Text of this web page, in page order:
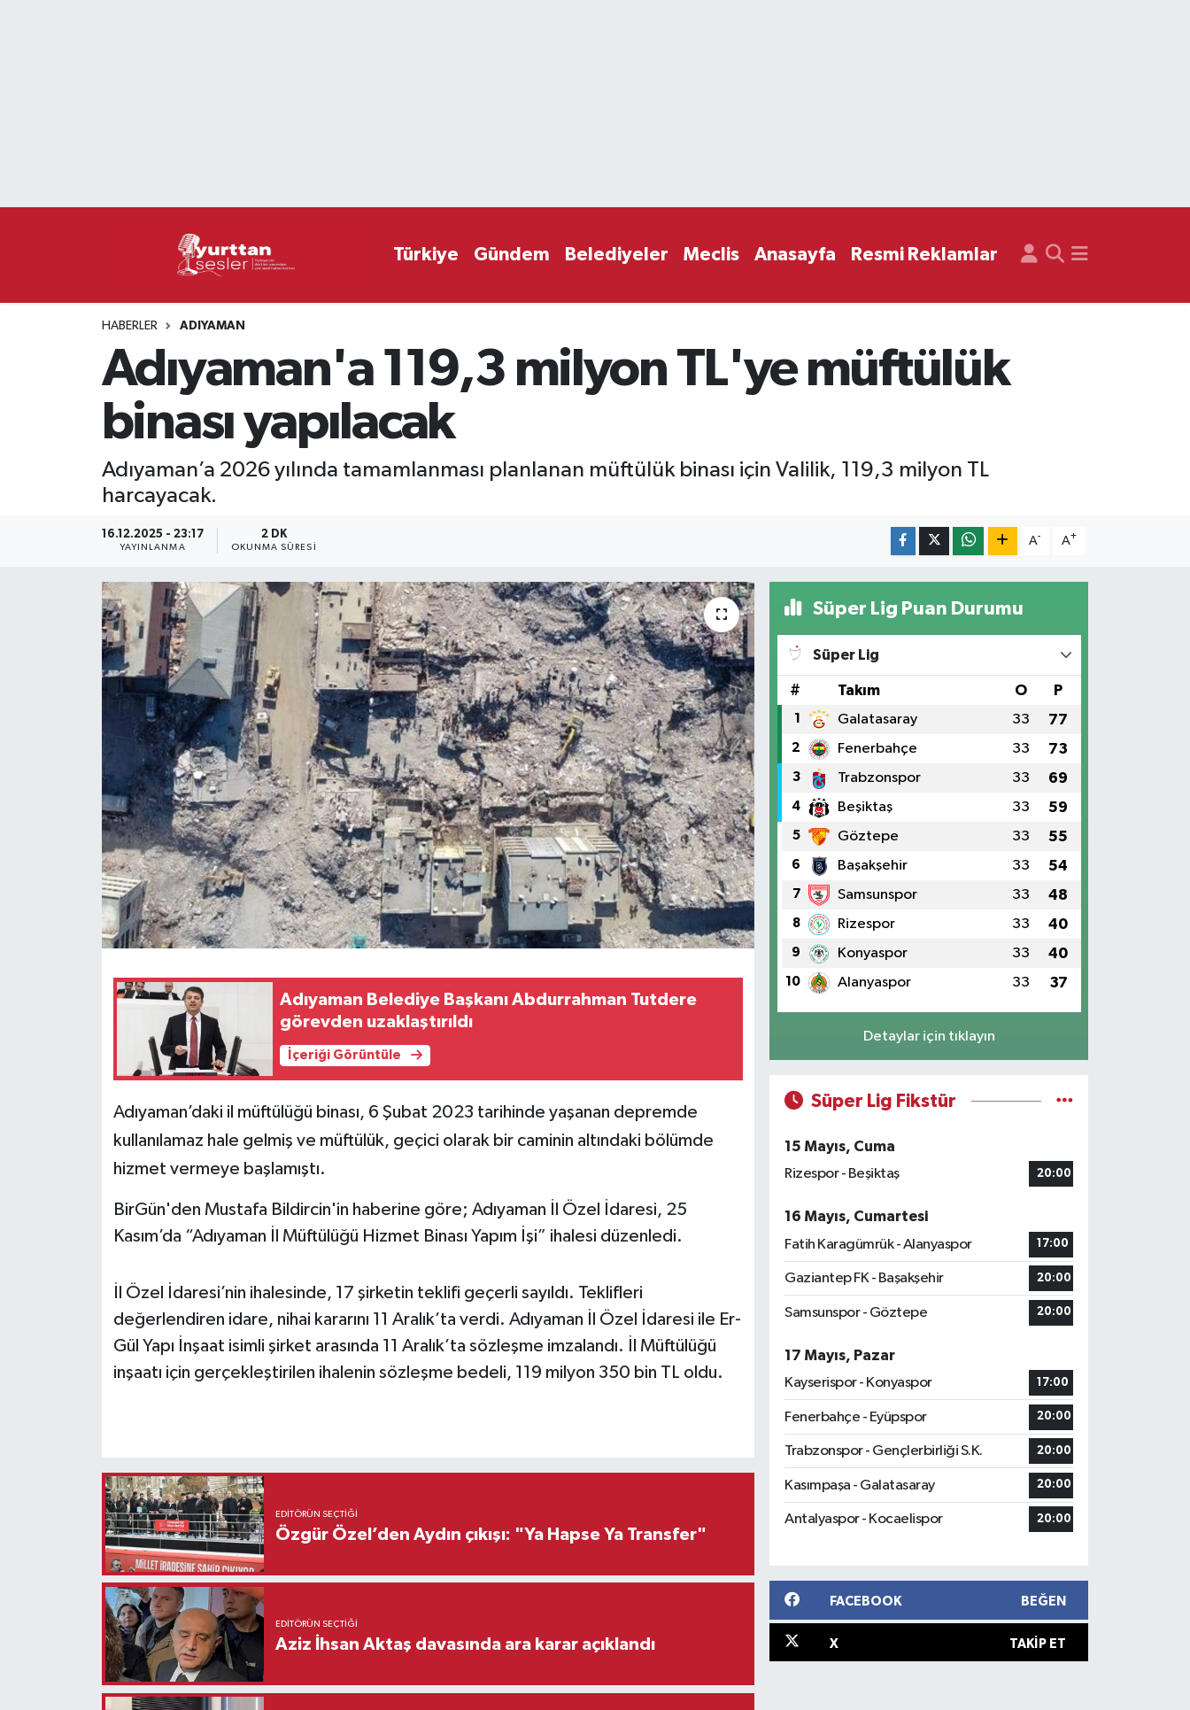
Türkiye Gündem Belediyeler Meclis Anasayfa Resmi Reklamlar
HABERLER ADIYAMAN
Adıyaman'a 119,3 milyon TL'ye müftülük
binası yapılacak
Adıyaman’a 2026 yılında tamamlanması planlanan müftülük binası için Valilik, 119,3 milyon TL
harcayacak.
16.12.2025 - 23:17
YAYINLANMA
2 DK
OKUNMA SÜRESI
A- A+
Adıyaman Belediye Başkanı Abdurrahman Tutdere
görevden uzaklaştırıldı
İçeriği Görüntüle
Adıyaman’daki il müftülüğü binası, 6 Şubat 2023 tarihinde yaşanan depremde
kullanılamaz hale gelmiş ve müftülük, geçici olarak bir caminin altındaki bölümde
hizmet vermeye başlamıştı.
BirGün'den Mustafa Bildircin'in haberine göre; Adıyaman İl Özel İdaresi, 25
Kasım’da “Adıyaman İl Müftülüğü Hizmet Binası Yapım İşi” ihalesi düzenledi.
İl Özel İdaresi’nin ihalesinde, 17 şirketin teklifi geçerli sayıldı. Teklifleri
değerlendiren idare, nihai kararını 11 Aralık’ta verdi. Adıyaman İl Özel İdaresi ile Er-
Gül Yapı İnşaat isimli şirket arasında 11 Aralık’ta sözleşme imzalandı. İl Müftülüğü
inşaatı için gerçekleştirilen ihalenin sözleşme bedeli, 119 milyon 350 bin TL oldu.
EDITÖRÜN SEÇTIĞI
Özgür Özel’den Aydın çıkışı: "Ya Hapse Ya Transfer"
EDITÖRÜN SEÇTIĞI
Aziz İhsan Aktaş davasında ara karar açıklandı
Süper Lig Puan Durumu
Süper Lig
# Takım O P
1 Galatasaray 33 77
2 Fenerbahçe 33 73
3 Trabzonspor 33 69
4 Beşiktaş 33 59
5 Göztepe 33 55
6 Başakşehir 33 54
7 Samsunspor 33 48
8 Rizespor 33 40
9 Konyaspor 33 40
10 Alanyaspor 33 37
Detaylar için tıklayın
Süper Lig Fikstür
15 Mayıs, Cuma
Rizespor - Beşiktaş
20:00
16 Mayıs, Cumartesi
Fatih Karagümrük - Alanyaspor
17:00
Gaziantep FK - Başakşehir 20:00
Samsunspor - Göztepe 20:00
17 Mayıs, Pazar
Kayserispor - Konyaspor
17:00
Fenerbahçe - Eyüpspor 20:00
Trabzonspor - Gençlerbirliği S.K. 20:00
Kasımpaşa - Galatasaray 20:00
Antalyaspor - Kocaelispor 20:00
FACEBOOK BEĞEN
X TAKIP ET
Süper Lig Puan Durumu ve Fikstür
Haber Arşivi